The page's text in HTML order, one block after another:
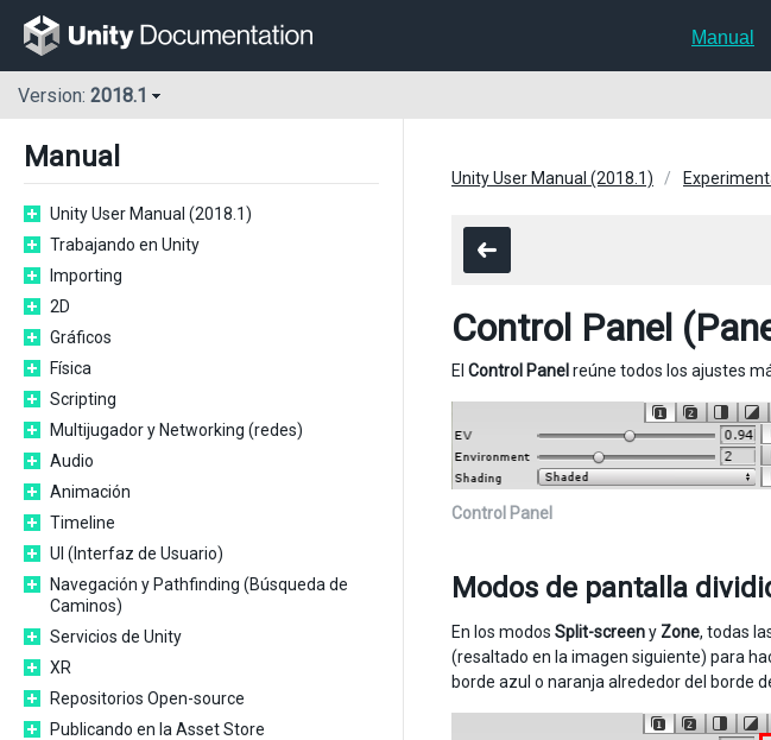
Manual
Version: 2018.1
Manual
Unity User Manual (2018.1)
Trabajando en Unity
Importing
2D
Gráficos
Física
Scripting
Multijugador y Networking (redes)
Audio
Animación
Timeline
UI (Interfaz de Usuario)
Navegación y Pathfinding (Búsqueda de
Caminos)
Servicios de Unity
XR
Repositorios Open-source
Publicando en la Asset Store
Unity User Manual (2018.1)
Control Panel
El Control Panel reúne todos los ajustes
Control Panel
Modos de pantalla
En los modos Split-screeny Zone, todas
(resaltado en la imagen siguiente) para
borde azul o naranja alrededor del borde